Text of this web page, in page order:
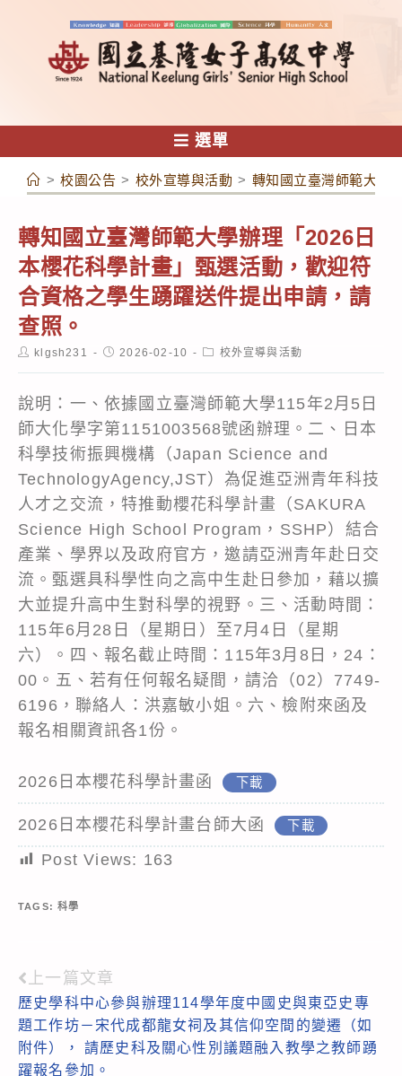
容
選單
> 校園公告 > 校外宣導與活動 > 轉知國立臺灣師範大學
轉知國立臺灣師範大學辦理「2026日
本櫻花科學計畫」甄選活動，歡迎符
合資格之學生踴躍送件提出申請，請
查照。
Postklgsh231
Post2026-02-10
Post校外宣導與活動
說明：一、依據國立臺灣師範大學115年2月5日
師大化學字第1151003568號函辦理。二、日本
科學技術振興機構（Japan Science and
TechnologyAgency,JST）為促進亞洲青年科技
人才之交流，特推動櫻花科學計畫（SAKURA
Science High School Program，SSHP）結合
產業、學界以及政府官方，邀請亞洲青年赴日交
流。甄選具科學性向之高中生赴日參加，藉以擴
大並提升高中生對科學的視野。三、活動時間：
115年6月28日（星期日）至7月4日（星期
六）。四、報名截止時間：115年3月8日，24：
00。五、若有任何報名疑間，請洽（02）7749-
6196，聯絡人：洪嘉敏小姐。六、檢附來函及
報名相關資訊各1份。
2026日本櫻花科學計畫函 下載
2026日本櫻花科學計畫台師大函 下載
Post Views: 163
TAGS:科學
Read
more
articles
上一篇文章
歷史學科中心參與辦理114學年度中國史與東亞史專
題工作坊－宋代成都龍女祠及其信仰空間的變遷（如
附件）， 請歷史科及關心性別議題融入教學之教師踴
躍報名參加。